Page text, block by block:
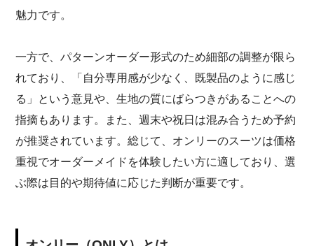
魅力です。
一方で、パターンオーダー形式のため細部の調整が限ら
れており、「自分専用感が少なく、既製品のように感じ
る」という意見や、生地の質にばらつきがあることへの
指摘もあります。また、週末や祝日は混み合うため予約
が推奨されています。総じて、オンリーのスーツは価格
重視でオーダーメイドを体験したい方に適しており、選
ぶ際は目的や期待値に応じた判断が重要です。